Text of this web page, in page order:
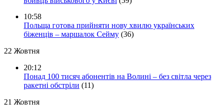
10:58
Польща готова прийняти нову хвилю українських
біженців – маршалок Сейму (36)
22 Жовтня
20:12
Понад 100 тисяч абонентів на Волині – без світла через
ракетні обстріли (11)
21 Жовтня